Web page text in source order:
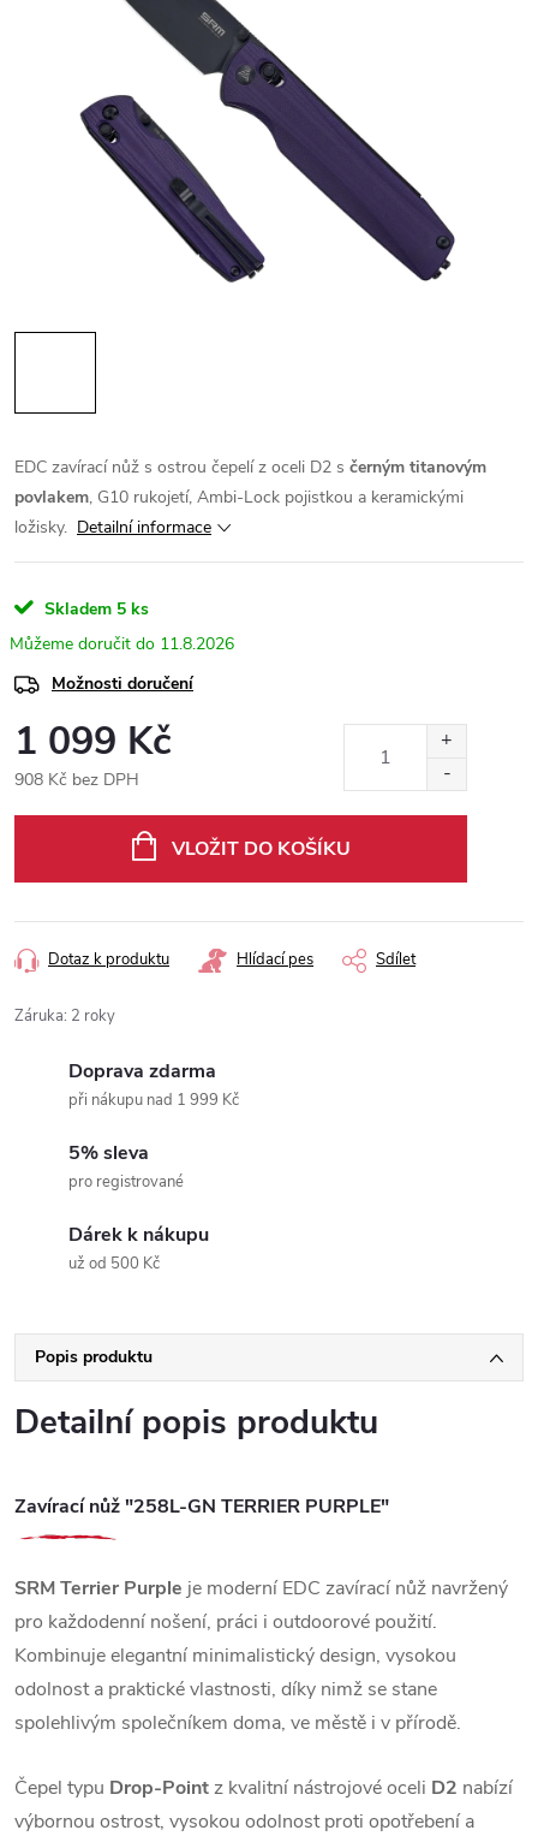
EDC zavírací nůž s ostrou čepelí z oceli D2 s černým titanovým
povlakem, G10 rukojetí, Ambi-Lock pojistkou a keramickými
ložisky. Detailní informace
Skladem 5 ks
11.8.2026
Možnosti doručení
1 099 Kč
908 Kč bez DPH
VLOŽIT DO KOŠÍKU
Dotaz k produktu Hlídací pes Sdílet
Záruka: 2 roky
Doprava zdarma
při nákupu nad 1 999 Kč
5% sleva
pro registrované
Dárek k nákupu
už od 500 Kč
Popis produktu
Detailní popis produktu
Zavírací nůž "258L-GN TERRIER PURPLE"
SRM Terrier Purple je moderní EDC zavírací nůž navržený
pro každodenní nošení, práci i outdoorové použití.
Kombinuje elegantní minimalistický design, vysokou
odolnost a praktické vlastnosti, díky nimž se stane
spolehlivým společníkem doma, ve městě i v přírodě.
Čepel typu Drop-Pointz kvalitní nástrojové oceli D2 nabízí
výbornou ostrost, vysokou odolnost proti opotřebení a